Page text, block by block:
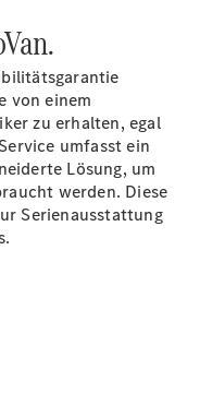
von einem
zu erhalten, egal
umfasst ein
Lösung, um
werden. Diese
Serienausstattung